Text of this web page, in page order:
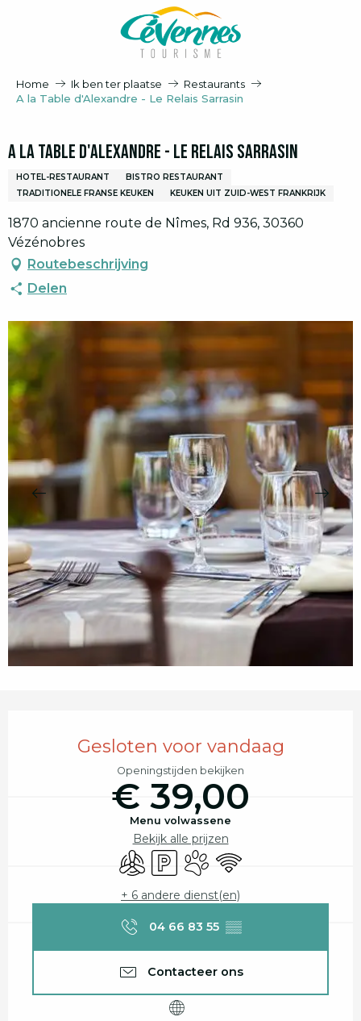
Home Ik ben ter plaatse
Restaurants
A la Table d'Alexandre - Le Relais Sarrasin
A la Table d'Alexandre - Le Relais Sarrasin
HOTEL-RESTAURANT
BISTRO RESTAURANT
TRADITIONELE FRANSE KEUKEN
KEUKEN UIT ZUID-WEST FRANKRIJK
1870 ancienne route de Nîmes, Rd 936, 30360
Vézénobres
Routebeschrijving
Delen
Gesloten voor vandaag
Openingstijden bekijken
€ 39,00
Menu volwassene
Bekijk alle prijzen
Met aircoParkeerplaats
Dieren toegelaten
Wifi
+ 6 andere dienst(en)
04 66 83 55 ▒▒
Contacteer ons